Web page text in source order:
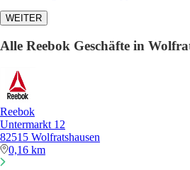
WEITER
Alle Reebok Geschäfte in
Reebok
Untermarkt 12
82515 Wolfratshausen
0,16 km